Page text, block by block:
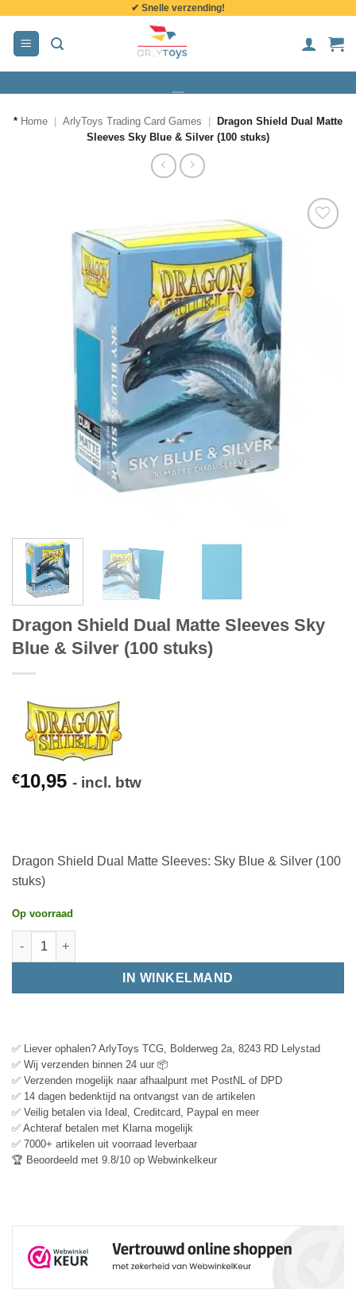
inhoud
✔ Snelle verzending!
* Home ArlyToys Trading Card Games
Dragon Shield Dual Matte
Sleeves Sky Blue & Silver (100 stuks)
Dragon Shield Dual Matte Sleeves Sky
Blue & Silver (100 stuks)
€10,95 - incl. btw
Dragon Shield Dual Matte Sleeves: Sky Blue & Silver (100
stuks)
Op voorraad
IN WINKELMAND
✅ Liever ophalen? ArlyToys TCG, Bolderweg 2a, 8243 RD Lelystad
✅ Wij verzenden binnen 24 uur 📦
✅ Verzenden mogelijk naar afhaalpunt met PostNL of DPD
✅ 14 dagen bedenktijd na ontvangst van de artikelen
✅ Veilig betalen via Ideal, Creditcard, Paypal en meer
✅ Achteraf betalen met Klarna mogelijk
✅ 7000+ artikelen uit voorraad leverbaar
🏆 Beoordeeld met 9.8/10 op Webwinkelkeur